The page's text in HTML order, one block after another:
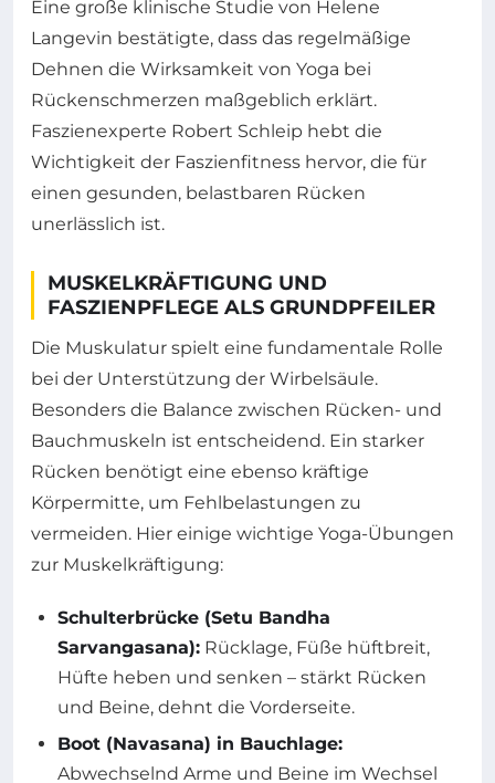
Eine große klinische Studie von Helene
Langevin bestätigte, dass das regelmäßige
Dehnen die Wirksamkeit von Yoga bei
Rückenschmerzen maßgeblich erklärt.
Faszienexperte Robert Schleip hebt die
Wichtigkeit der Faszienfitness hervor, die für
einen gesunden, belastbaren Rücken
unerlässlich ist.
MUSKELKRÄFTIGUNG UND
FASZIENPFLEGE ALS GRUNDPFEILER
Die Muskulatur spielt eine fundamentale Rolle
bei der Unterstützung der Wirbelsäule.
Besonders die Balance zwischen Rücken- und
Bauchmuskeln ist entscheidend. Ein starker
Rücken benötigt eine ebenso kräftige
Körpermitte, um Fehlbelastungen zu
vermeiden. Hier einige wichtige Yoga-Übungen
zur Muskelkräftigung:
Schulterbrücke (Setu Bandha
Sarvangasana): Rücklage, Füße hüftbreit,
Hüfte heben und senken – stärkt Rücken
und Beine, dehnt die Vorderseite.
Boot (Navasana) in Bauchlage:
Abwechselnd Arme und Beine im Wechsel